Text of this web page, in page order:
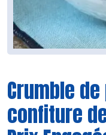
Crumble
confiture